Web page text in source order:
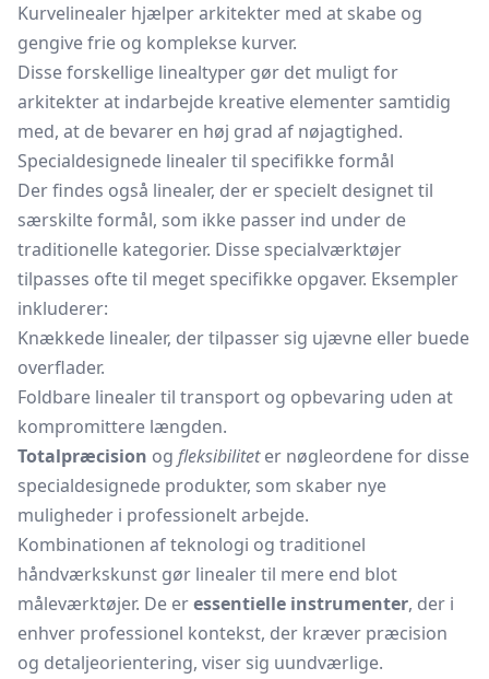
Kurvelinealer hjælper arkitekter med at skabe og
gengive frie og komplekse kurver.
Disse forskellige linealtyper gør det muligt for
arkitekter at indarbejde kreative elementer samtidig
med, at de bevarer en høj grad af nøjagtighed.
Specialdesignede linealer til specifikke formål
Der findes også linealer, der er specielt designet til
særskilte formål, som ikke passer ind under de
traditionelle kategorier. Disse specialværktøjer
tilpasses ofte til meget specifikke opgaver. Eksempler
inkluderer:
Knækkede linealer, der tilpasser sig ujævne eller buede
overflader.
Foldbare linealer til transport og opbevaring uden at
kompromittere længden.
Totalpræcision og fleksibiliteter nøgleordene for disse
specialdesignede produkter, som skaber nye
muligheder i professionelt arbejde.
Kombinationen af teknologi og traditionel
håndværkskunst gør linealer til mere end blot
måleværktøjer. De eressentielle instrumenter, der i
enhver professionel kontekst, der kræver præcision
og detaljeorientering, viser sig uundværlige.